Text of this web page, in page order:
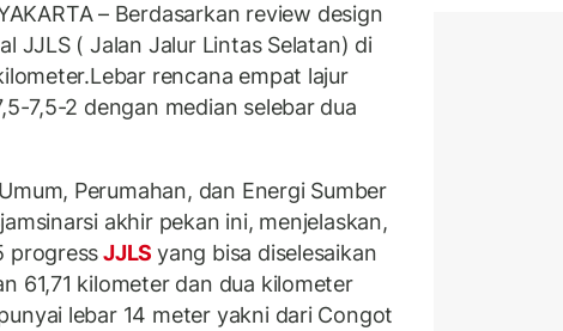
– Berdasarkan review design
JJLS ( Jalan Jalur Lintas Selatan) di
rencana empat lajur
7,5-2 dengan median selebar dua
Perumahan, dan Energi Sumber
akhir pekan ini, menjelaskan,
progressJJLSyang bisa diselesaikan
61,71 kilometer dan dua kilometer
lebar 14 meter yakni dari Congot